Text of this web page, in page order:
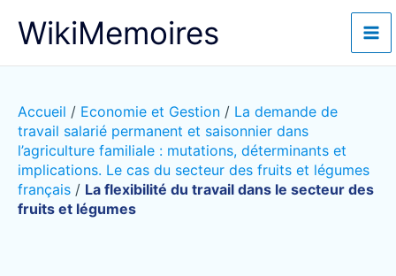
WikiMemoires
Accueil / Economie et Gestion / La demande de
travail salarié permanent et saisonnier dans
l’agriculture familiale : mutations, déterminants et
implications. Le cas du secteur des fruits et légumes
français / La flexibilité du travail dans le secteur des
fruits et légumes